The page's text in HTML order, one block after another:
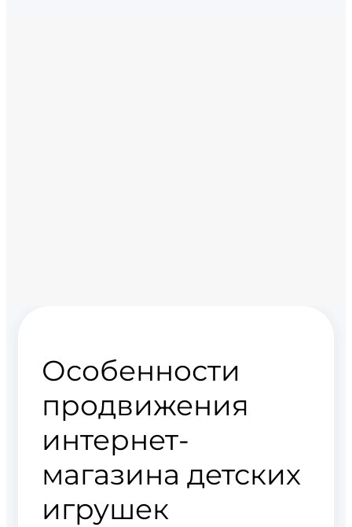
Особенности
продвижения
интернет-
магазина детских
игрушек